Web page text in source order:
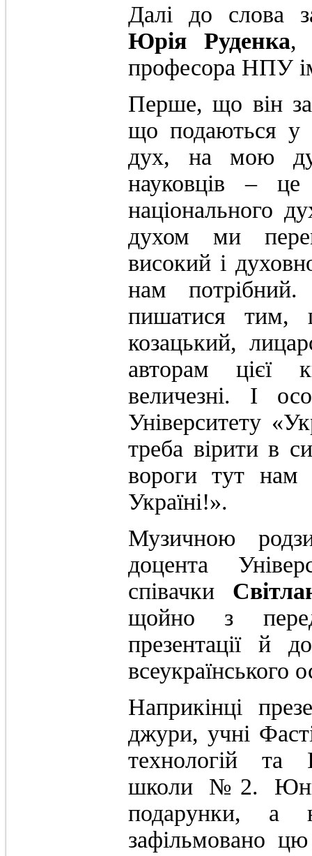
Далі до слова
Юрія Руденка,
професора НПУ
Перше, що він
що подаються у
дух, на мою
науковців – це
національного
духом ми
високий і
нам
пишатися тим,
козацький,
авторам цієї
величезні. І
Університету
треба вірити в
вороги тут нам
Україні!».
Музичною
доцента
співачки
щойно з
презентації й
всеукраїнського
Наприкінці
джури, учні
технологій та
школи №2.
подарунки, а
зафільмовано